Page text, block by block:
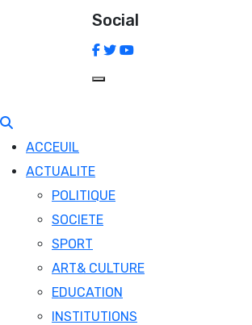
Social
ACCEUIL
ACTUALITE
POLITIQUE
SOCIETE
SPORT
ART& CULTURE
EDUCATION
INSTITUTIONS